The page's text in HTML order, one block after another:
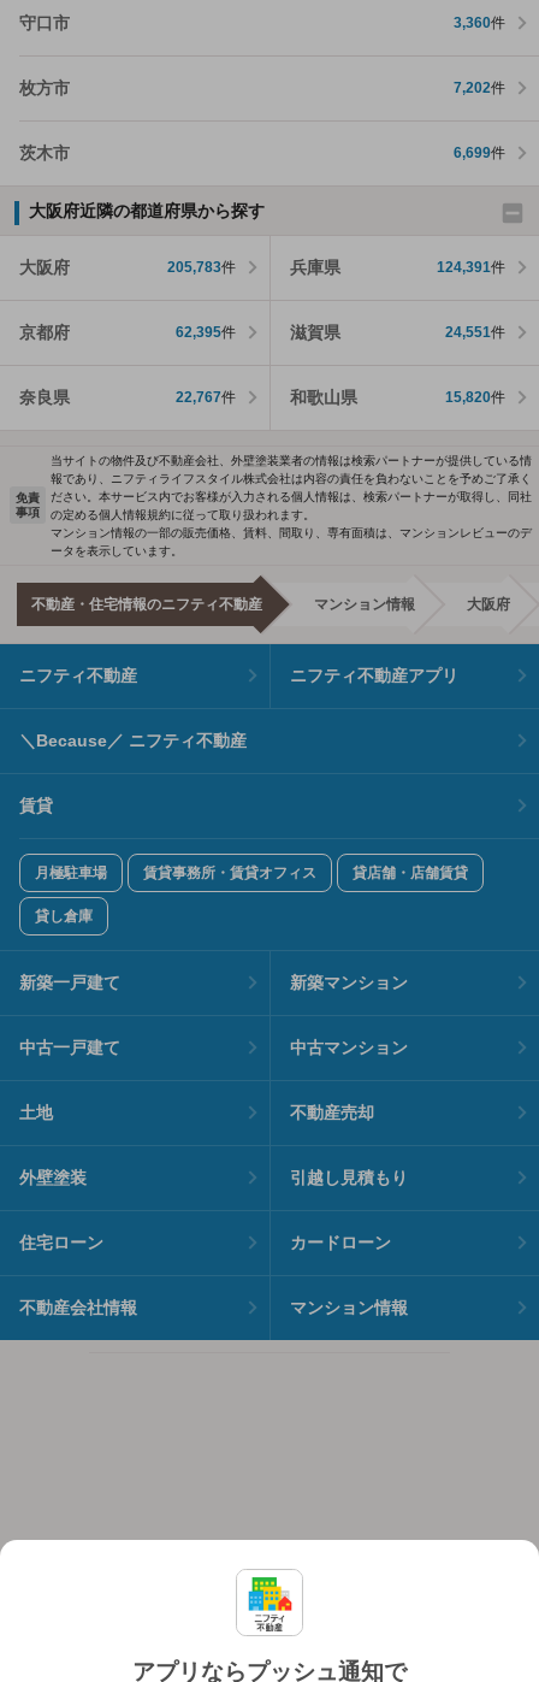
守口市 3,360件
枚方市 7,202件
茨木市 6,699件
大阪府近隣の都道府県から探す
大阪府 205,783件 兵庫県 124,391件
京都府 62,395件 滋賀県 24,551件
奈良県 22,767件 和歌山県 15,820件
アプリならプッシュ通知で
免責
事項
当サイトの物件及び不動産会社、外壁塗装業者の情報は検索パートナーが提供している情
報であり、ニフティライフスタイル株式会社は内容の責任を負わないことを予めご了承く
ださい。本サービス内でお客様が入力される個人情報は、検索パートナーが取得し、同社
の定める個人情報規約に従って取り扱われます。
マンション情報の一部の販売価格、賃料、間取り、専有面積は、マンションレビューのデ
ータを表示しています。
不動産・住宅情報のニフティ不動産 マンション情報 大阪府
ニフティ不動産 ニフティ不動産アプリ
＼Because／ ニフティ不動産
賃貸
月極駐車場 賃貸事務所・賃貸オフィス 貸店舗・店舗賃貸
貸し倉庫
新築一戸建て 新築マンション
中古一戸建て 中古マンション
土地 不動産売却
外壁塗装 引越し見積もり
住宅ローン カードローン
不動産会社情報 マンション情報